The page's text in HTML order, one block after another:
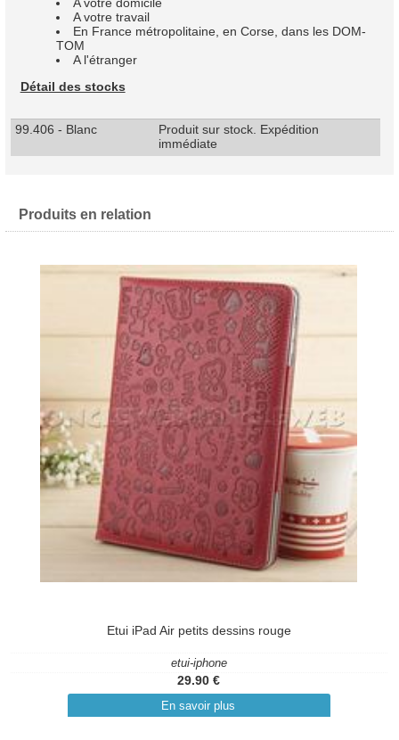
A votre travail
En France métropolitaine, en Corse, dans les DOM-
TOM
A l'étranger
Détail des stocks
99.406 - Blanc
Produit sur stock. Expédition
immédiate
Produits en relation
Etui iPad Air petits dessins rouge
etui-iphone
29.90 €
En savoir plus